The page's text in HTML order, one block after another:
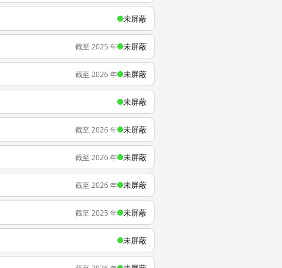
未屏蔽
截至 2025 年 未屏蔽
截至 2026 年 未屏蔽
未屏蔽
截至 2026 年 未屏蔽
截至 2026 年 未屏蔽
截至 2026 年 未屏蔽
截至 2025 年 未屏蔽
未屏蔽